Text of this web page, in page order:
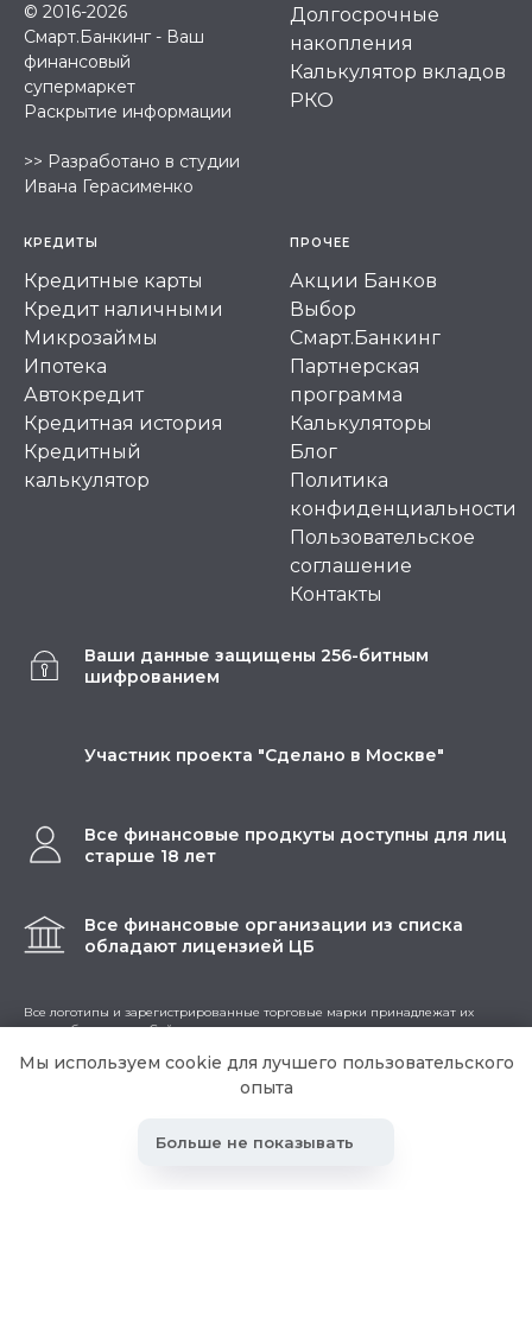
© 2016-2026
Смарт.Банкинг - Ваш
финансовый
супермаркет
Раскрытие информации
>> Разработано в студии
Ивана Герасименко
Долгосрочные
накопления
Калькулятор вкладов
РКО
КРЕДИТЫ
Кредитные карты
Кредит наличными
Микрозаймы
Ипотека
Автокредит
Кредитная история
Кредитный
калькулятор
ПРОЧЕЕ
Акции Банков
Выбор
Смарт.Банкинг
Партнерская
программа
Калькуляторы
Блог
Политика
конфиденциальности
Пользовательское
соглашение
Контакты
Ваши данные защищены 256-битным
шифрованием
Участник проекта "Сделано в Москве"
Все финансовые продкуты доступны для лиц
старше 18 лет
Все финансовые организации из списка
обладают лицензией ЦБ
Все логотипы и зарегистрированные торговые марки принадлежат их
правообладателям. Сайт не занимается деятельностью по предоставлению
Содержание сайта не является рекомендацией или офертой, вся
уточняйте при обращении в кредитную организацию.
сайте, вы соглашаетесь на сбор таких данных.
Мы используем cookie для лучшего пользовательского
опыта
Больше не показывать